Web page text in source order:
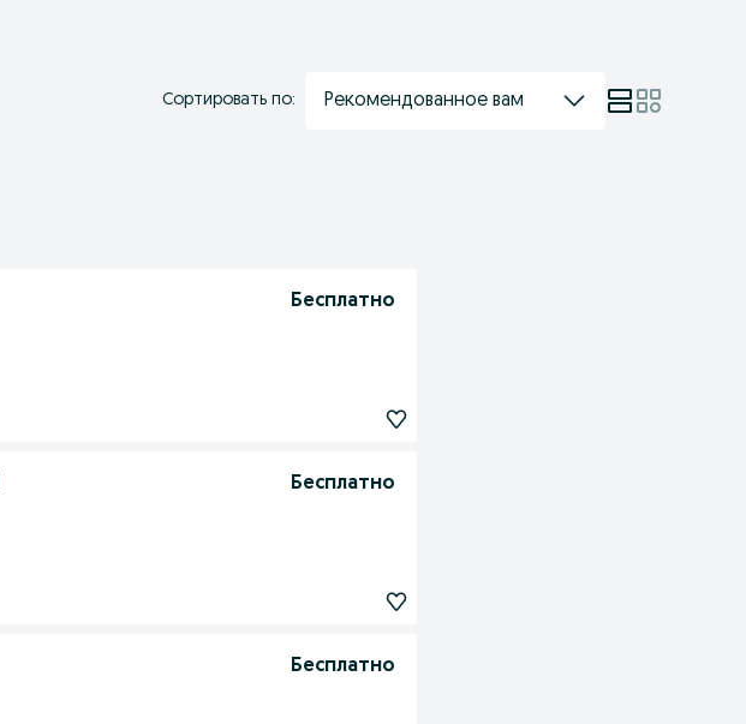
Сортировать по: Рекомендованное вам
Бесплатно
Бесплатно
Бесплатно